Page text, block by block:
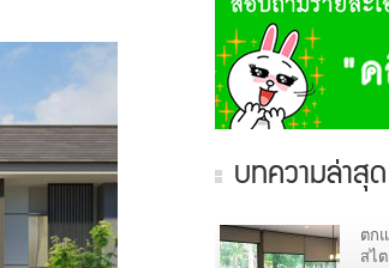
บทความล่าสุด
ตก
สไ